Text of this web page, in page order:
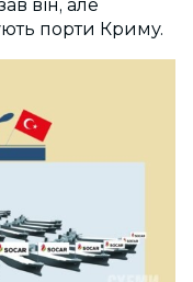
він, але
порти Криму.